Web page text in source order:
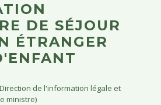
DE SÉJOUR
ÉTRANGER
de l'information légale et
ministre)